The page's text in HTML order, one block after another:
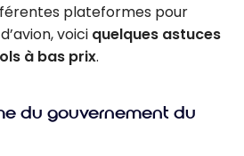
plateformes pour
voici quelques astuces
à bas prix.
du gouvernement du